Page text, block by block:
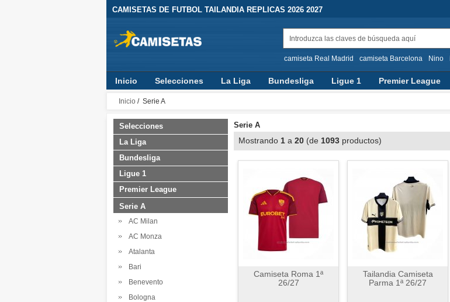
CAMISETAS DE FUTBOL TAILANDIA REPLICAS 2026 2027
camiseta Real Madrid camiseta Barcelona Nino
Inicio Selecciones La Liga Bundesliga Ligue 1 Premier League
Inicio / Serie A
Selecciones
La Liga
Bundesliga
Ligue 1
Premier League
Serie A
AC Milan
AC Monza
Atalanta
Bari
Benevento
Bologna
Serie A
Mostrando 1 a 20 (de 1093 productos)
Camiseta Roma 1ª
26/27
Tailandia Camiseta
Parma 1ª 26/27